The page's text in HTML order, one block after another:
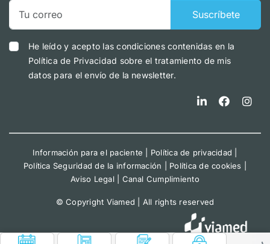
Suscríbete
He leído y acepto las condiciones contenidas en la
Política de Privacidad sobre el tratamiento de mis
datos para el envío de la newsletter.
Información para el paciente Política de privacidad
Política Seguridad de la información
Política de cookies
Aviso Legal| Canal Cumplimiento
© Copyright Viamed | All rights reserved